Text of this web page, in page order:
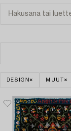
DESIGN MUUT